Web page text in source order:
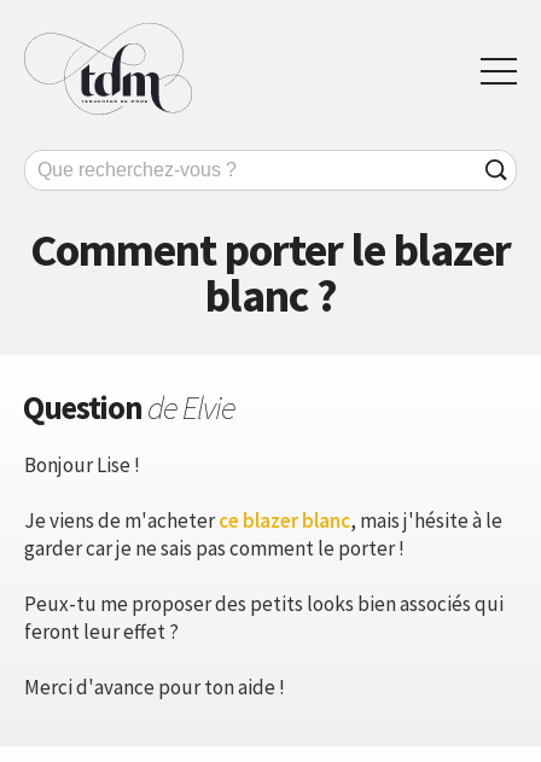
Comment porter le blazer
blanc ?
Questionde Elvie
Bonjour Lise !
Je viens de m'acheterce blazer blanc, mais j'hésite à le
garder car je ne sais pas comment le porter !
Peux-tu me proposer des petits looks bien associés qui
feront leur effet ?
Merci d'avance pour ton aide !